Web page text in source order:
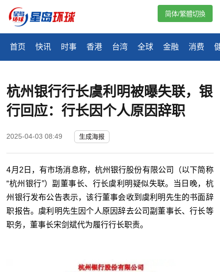
首页 快讯 时事 香港 台湾 全球 金融 消费
简体/繁體切換
杭州银行行长虞利明被曝失联，银
行回应：行长因个人原因辞职
2025-04-03 08:49 生成海报
4月2日，有市场消息称，杭州银行股份有限公司（以下简称
“杭州银行”）副董事长、行长虞利明疑似失联。当日晚，杭
州银行发布公告表示，该行董事会收到虞利明先生的书面辞
职报告。虞利明先生因个人原因辞去公司副董事长、行长等
职务，董事长宋剑斌代为履行行长职责。